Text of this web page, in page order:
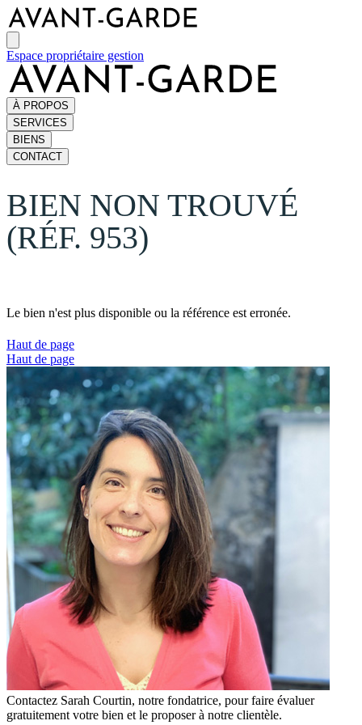
Espace propriétaire gestion
À PROPOS
SERVICES
BIENS
CONTACT
BIEN NON TROUVÉ
(RÉF. 953)
Le bien n'est plus disponible ou la référence est erronée.
Haut de page
Haut de page
Contactez Sarah Courtin, notre fondatrice, pour faire évaluer
gratuitement votre bien et le proposer à notre clientèle.